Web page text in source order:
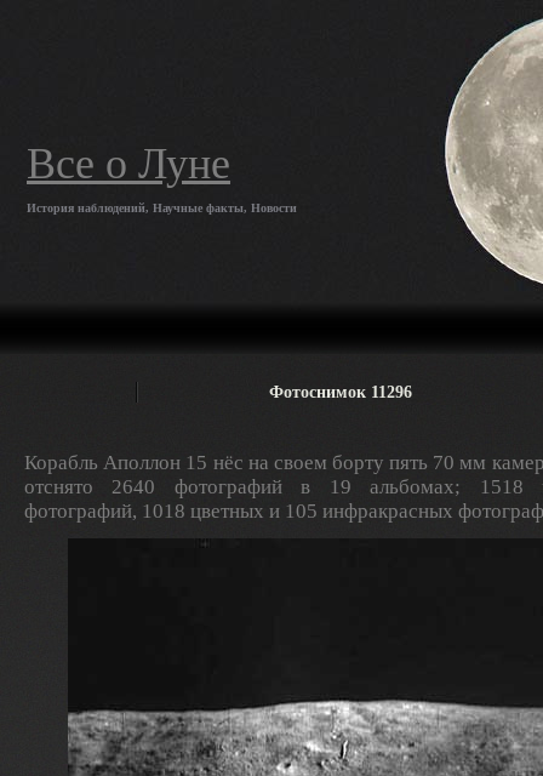
Все о Луне
История наблюдений, Научные факты, Новости
Фотоснимок 11296
Корабль Аполлон 15 нёс на своем борту пять 70 мм
отснято 2640 фотографий в 19 альбомах; 1518
фотографий, 1018 цветных и 105 инфракрасных